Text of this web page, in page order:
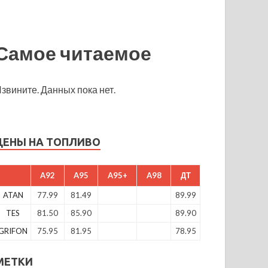
читаемое
Данных пока нет.
НА ТОПЛИВО
A92 A95 A95+ A98 ДТ
ATAN 77.99 81.49
89.99
TES
81.50 85.90
89.90
75.95 81.95 78.95